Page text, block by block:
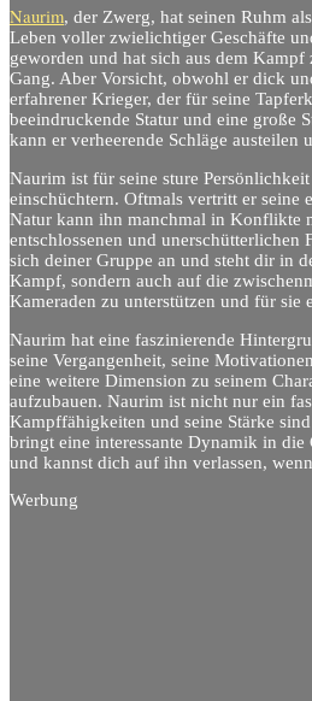
Naurim, der Zwerg, hat seinen Ruhm
Leben voller zwielichtiger Geschäfte
geworden und hat sich aus dem
Gang. Aber Vorsicht, obwohl er dick
erfahrener Krieger, der für seine
beeindruckende Statur und eine große
kann er verheerende Schläge
Naurim ist für seine sture
einschüchtern. Oftmals vertritt er seine
Natur kann ihn manchmal in Konflikte
entschlossenen und
sich deiner Gruppe an und steht dir in
Kampf, sondern auch auf die
Kameraden zu unterstützen und für sie
Naurim hat eine faszinierende
seine Vergangenheit, seine
eine weitere Dimension zu seinem
aufzubauen. Naurim ist nicht nur ein
Kampffähigkeiten und seine Stärke
bringt eine interessante Dynamik in
und kannst dich auf ihn verlassen,
Werbung